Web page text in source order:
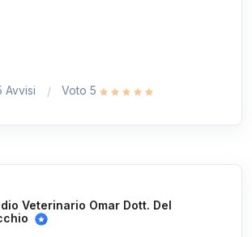
Avvisi Voto 5
Veterinario Omar Dott. Del